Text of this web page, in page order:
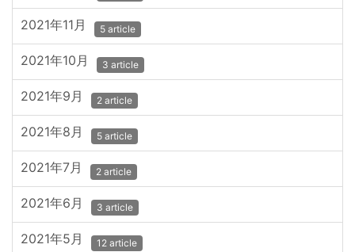
2021年11月 5 article
2021年10月 3 article
2021年9月 2 article
2021年8月 5 article
2021年7月 2 article
2021年6月 3 article
2021年5月 12 article